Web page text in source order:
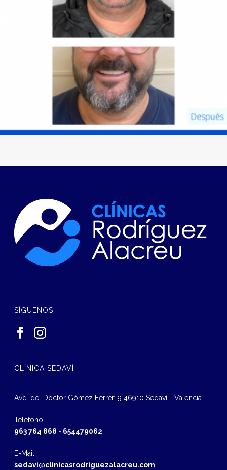
SÍGUENOS!
CLÍNICA SEDAVÍ
Avd. del Doctor Gómez Ferrer, 9 46910 Sedaví - Valencia
Teléfono
963 764 868 - 654479062
E-Mail
sedavi@clinicasrodriguezalacreu.com